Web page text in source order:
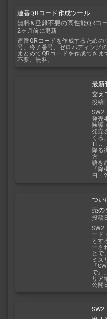
連番QRコード作成ツール
無料&登録不要の高性能QRコ
2ヶ月前に更新
連番QRコードを作成するため
号、終了番号、ゼロパディング
まとめてQRコードを作成でき
不要。無料。
最新
交え
小説
投稿
発売
険譚
発売
くる
11...
降る
方」
語を
『
日：
つい
売の
で』
投稿
ード
とす
ーさ
とで
ミス
「
で』
リア
公開